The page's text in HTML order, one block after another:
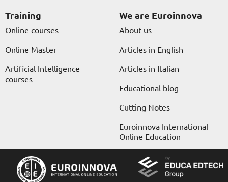
o
r
t
Training
Online courses
Online Master
Artificial Intelligence
courses
We are Euroinnova
About us
Articles in English
Articles in Italian
Educational blog
Cutting Notes
Euroinnova International
Online Education